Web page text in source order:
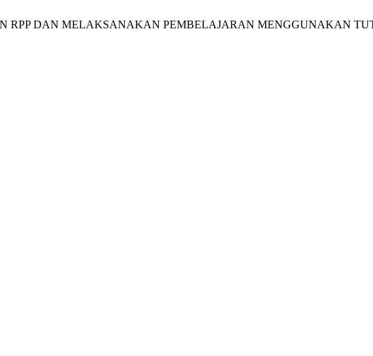
RPP DAN MELAKSANAKAN PEMBELAJARAN MENGGUNAKAN